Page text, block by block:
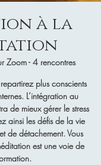
à la
Zoom - 4 rencontres
plus conscients
L’intégration au
de mieux gérer le stress
ainsi les défis de la vie
de détachement. Vous
est une voie de